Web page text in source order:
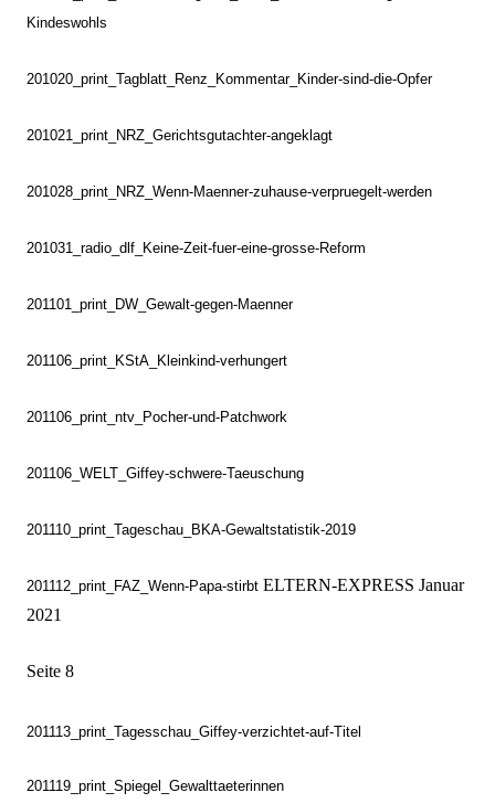
Kindeswohls
201020_print_Tagblatt_Renz_Kommentar_Kinder-sind-die-Opfer
201021_print_NRZ_Gerichtsgutachter-angeklagt
201028_print_NRZ_Wenn-Maenner-zuhause-verpruegelt-werden
201031_radio_dlf_Keine-Zeit-fuer-eine-grosse-Reform
201101_print_DW_Gewalt-gegen-Maenner
201106_print_KStA_Kleinkind-verhungert
201106_print_ntv_Pocher-und-Patchwork
201106_WELT_Giffey-schwere-Taeuschung
201110_print_Tageschau_BKA-Gewaltstatistik-2019
201112_print_FAZ_Wenn-Papa-stirbt ELTERN-EXPRESS Januar
2021
Seite 8
201113_print_Tagesschau_Giffey-verzichtet-auf-Titel
201119_print_Spiegel_Gewalttaeterinnen